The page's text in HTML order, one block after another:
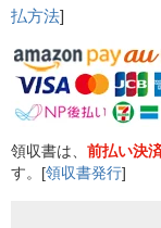
払方法]
領収書は、 前払い決
す。[領収書発行]